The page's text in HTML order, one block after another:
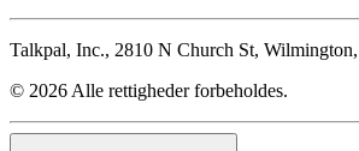
Talkpal, Inc., 2810 N Church St,
© 2026 Alle rettigheder forbeholdes.